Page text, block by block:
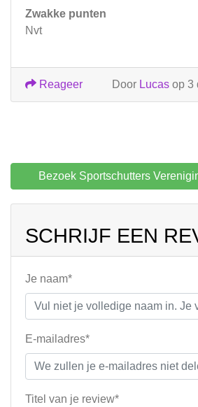
Zwakke punten
Nvt
Door Lucas op 3
Reageer
Bezoek Sportschutters
SCHRIJF EEN
Je naam*
E-mailadres*
Titel van je review*